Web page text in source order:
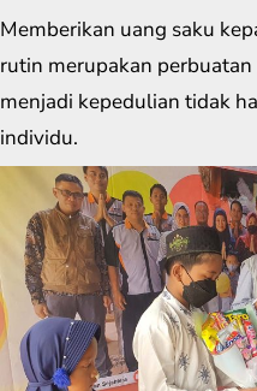
Memberikan uang saku
rutin merupakan
menjadi kepedulian tidak
individu.